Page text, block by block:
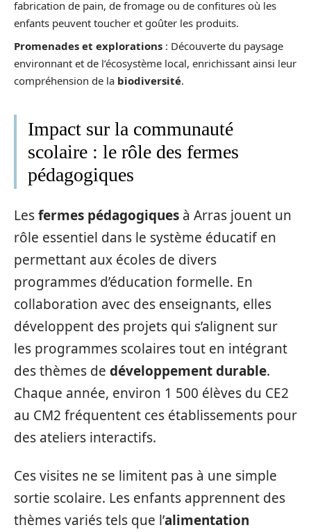
fabrication de pain, de fromage ou de confitures où les
enfants peuvent toucher et goûter les produits.
Promenades et explorations : Découverte du paysage
environnant et de l’écosystème local, enrichissant ainsi leur
compréhension de la biodiversité.
Impact sur la communauté
scolaire : le rôle des fermes
pédagogiques
Lesfermes pédagogiques à Arras jouent un
rôle essentiel dans le système éducatif en
permettant aux écoles de divers
programmes d’éducation formelle. En
collaboration avec des enseignants, elles
développent des projets qui s’alignent sur
les programmes scolaires tout en intégrant
des thèmes de développement durable.
Chaque année, environ 1 500 élèves du CE2
au CM2 fréquentent ces établissements pour
des ateliers interactifs.
Ces visites ne se limitent pas à une simple
sortie scolaire. Les enfants apprennent des
thèmes variés tels que l’alimentation